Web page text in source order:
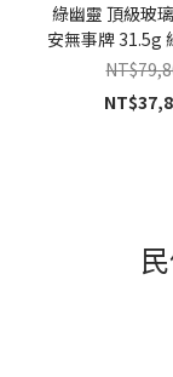
綠幽靈 頂級玻
安無事牌 31.5g